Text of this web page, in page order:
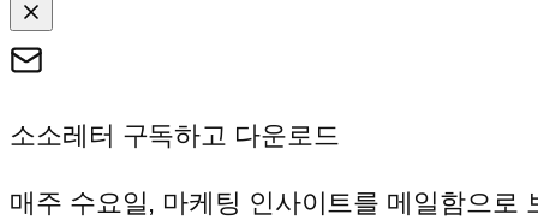
소소레터 구독하고 다운로드
매주 수요일, 마케팅 인사이트를 메일함으로